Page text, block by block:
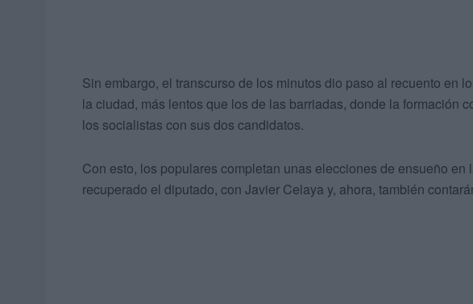
Sin embargo, el transcurso de los minutos dio paso al recuento en
la ciudad, más lentos que los de las barriadas, donde la formación
los socialistas con sus dos candidatos.
Con esto, los populares completan unas elecciones de ensueño en
recuperado el diputado, con Javier Celaya y, ahora, también